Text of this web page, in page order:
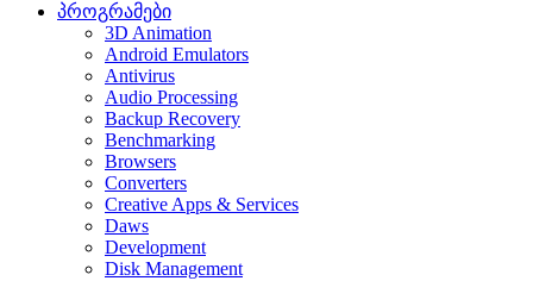
პროგრამები
3D Animation
Android Emulators
Antivirus
Audio Processing
Backup Recovery
Benchmarking
Browsers
Converters
Creative Apps & Services
Daws
Development
Disk Management